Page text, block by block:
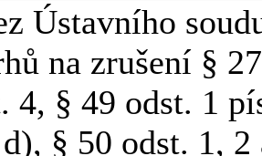
Ústavního
na zrušení §
4, § 49 odst. 1
§ 50 odst. 1,